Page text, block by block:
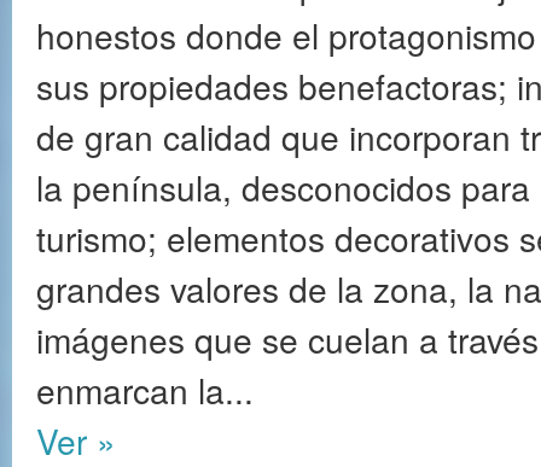
honestos donde el
sus propiedades benefactoras;
de gran calidad que incorporan
la península, desconocidos
turismo; elementos decorativos
grandes valores de la zona, la
imágenes que se cuelan a
enmarcan la...
Ver »